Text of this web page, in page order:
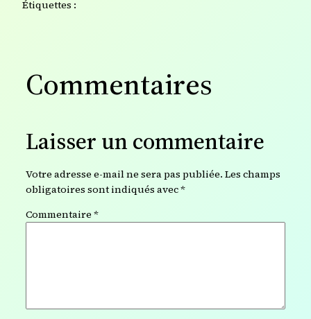
Étiquettes :
Commentaires
Laisser un commentaire
Votre adresse e-mail ne sera pas publiée. Les champs
obligatoires sont indiqués avec*
Commentaire *